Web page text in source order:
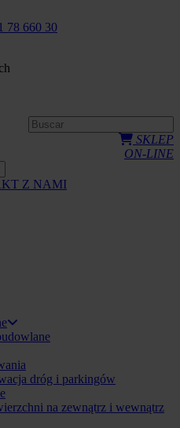
78 660 30
SKLEP
ON-LINE
Z NAMI
dróg i parkingów
na zewnątrz i wewnątrz